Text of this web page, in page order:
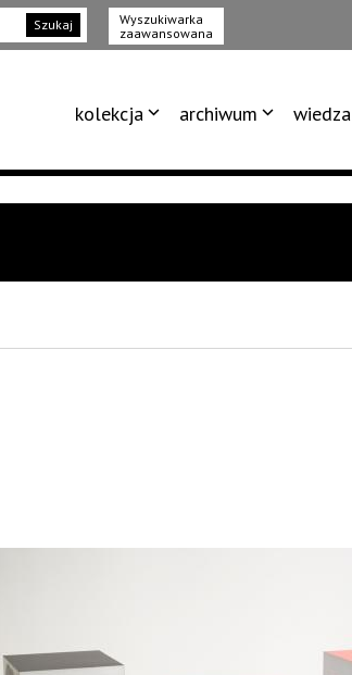
Szukaj
Wyszukiwarka
zaawansowana
kolekcja archiwum wiedza